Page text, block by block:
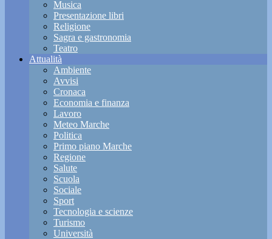
Musica
Presentazione libri
Religione
Sagra e gastronomia
Teatro
Attualità
Ambiente
Avvisi
Cronaca
Economia e finanza
Lavoro
Meteo Marche
Politica
Primo piano Marche
Regione
Salute
Scuola
Sociale
Sport
Tecnologia e scienze
Turismo
Università